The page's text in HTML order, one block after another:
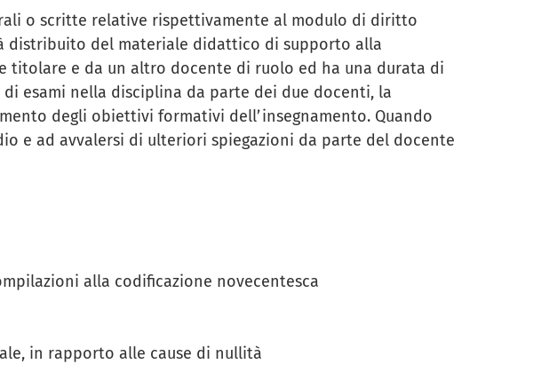
o scritte relative rispettivamente al modulo di diritto
distribuito del materiale didattico di supporto alla
titolare e da un altro docente di ruolo ed ha una durata di
esami nella disciplina da parte dei due docenti, la
degli obiettivi formativi dell’insegnamento. Quando
e ad avvalersi di ulteriori spiegazioni da parte del docente
alla codificazione novecentesca
in rapporto alle cause di nullità